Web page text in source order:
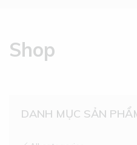
Shop
DANH MỤC SẢN